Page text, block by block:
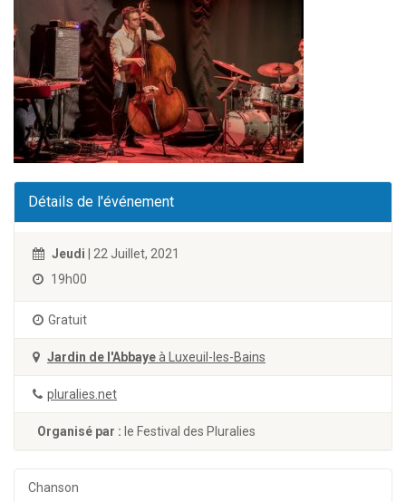
Détails de l'événement
Jeudi | 22 Juillet, 2021
19h00
Gratuit
Jardin de l'Abbayeà Luxeuil-les-Bains
pluralies.net
Organisé par : le Festival des Pluralies
Chanson